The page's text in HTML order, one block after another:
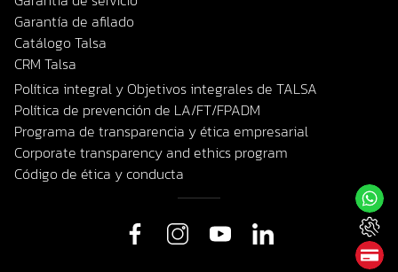
Garantía de afilado
Catálogo Talsa
CRM Talsa
Política integral y Objetivos integrales de TALSA
Política de prevención de LA/FT/FPADM
Programa de transparencia y ética empresarial
Corporate transparency and ethics program
Código de ética y conducta